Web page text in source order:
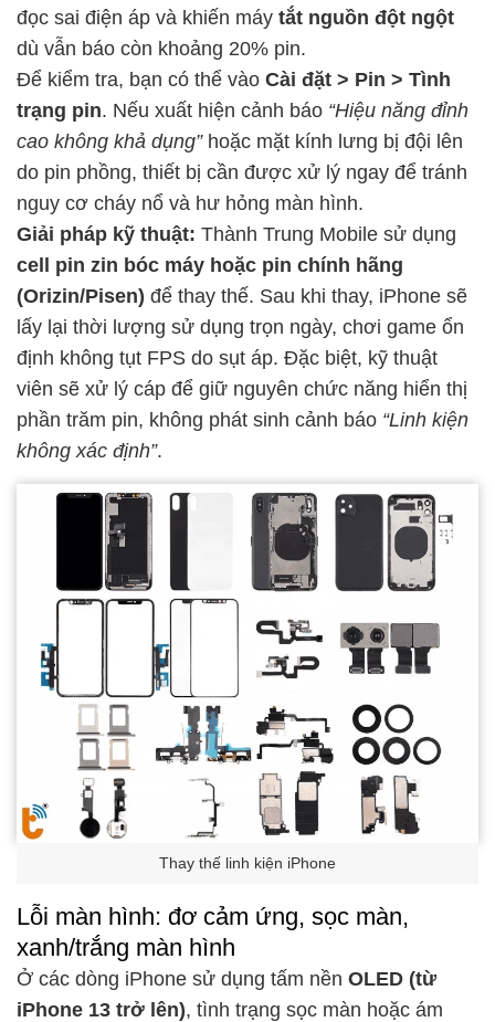
đọc sai điện áp và khiến máy tắt nguồn đột ngột
dù vẫn báo còn khoảng 20% pin.
Để kiểm tra, bạn có thể vào Cài đặt > Pin > Tình
trạng pin. Nếu xuất hiện cảnh báo “Hiệu năng đỉnh
cao không khả dụng”hoặc mặt kính lưng bị đội lên
do pin phồng, thiết bị cần được xử lý ngay để tránh
nguy cơ cháy nổ và hư hỏng màn hình.
Giải pháp kỹ thuật: Thành Trung Mobile sử dụng
cell pin zin bóc máy hoặc pin chính hãng
(Orizin/Pisen) để thay thế. Sau khi thay, iPhone sẽ
lấy lại thời lượng sử dụng trọn ngày, chơi game ổn
định không tụt FPS do sụt áp. Đặc biệt, kỹ thuật
viên sẽ xử lý cáp để giữ nguyên chức năng hiển thị
phần trăm pin, không phát sinh cảnh báo “Linh kiện
không xác định”.
Thay thế linh kiện iPhone
Lỗi màn hình: đơ cảm ứng, sọc màn,
xanh/trắng màn hình
Ở các dòng iPhone sử dụng tấm nền OLED (từ
iPhone 13 trở lên), tình trạng sọc màn hoặc ám